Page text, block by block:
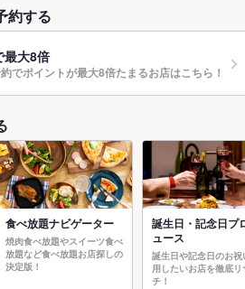
約する
最大8倍
でポイントが最大8倍たまるお店はこちら！
食べ放題ナビゲーター
焼肉食べ放題やスイーツ食べ
放題など食べ放題お店探しの
決定版！
誕生日・記念日プ
ュース
誕生日や記念日のお祝
用したいお店を徹底リ
チ！